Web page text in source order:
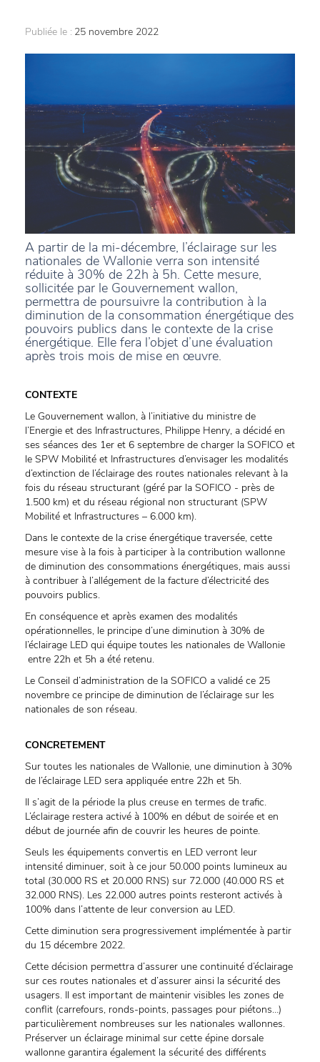
Publiée le : 25 novembre 2022
A partir de la mi-décembre, l’éclairage sur les
nationales de Wallonie verra son intensité
réduite à 30% de 22h à 5h. Cette mesure,
sollicitée par le Gouvernement wallon,
permettra de poursuivre la contribution à la
diminution de la consommation énergétique des
pouvoirs publics dans le contexte de la crise
énergétique. Elle fera l’objet d’une évaluation
après trois mois de mise en œuvre.
CONTEXTE
Le Gouvernement wallon, à l’initiative du ministre de
l’Energie et des Infrastructures, Philippe Henry, a décidé en
ses séances des 1er et 6 septembre de charger la SOFICO et
le SPW Mobilité et Infrastructures d’envisager les modalités
d’extinction de l’éclairage des routes nationales relevant à la
fois du réseau structurant (géré par la SOFICO - près de
1.500 km) et du réseau régional non structurant (SPW
Mobilité et Infrastructures – 6.000 km).
Dans le contexte de la crise énergétique traversée, cette
mesure vise à la fois à participer à la contribution wallonne
de diminution des consommations énergétiques, mais aussi
à contribuer à l’allégement de la facture d’électricité des
pouvoirs publics.
En conséquence et après examen des modalités
opérationnelles, le principe d’une diminution à 30% de
l’éclairage LED qui équipe toutes les nationales de Wallonie
entre 22h et 5h a été retenu.
Le Conseil d’administration de la SOFICO a validé ce 25
novembre ce principe de diminution de l’éclairage sur les
nationales de son réseau.
CONCRETEMENT
Sur toutes les nationales de Wallonie, une diminution à 30%
de l’éclairage LED sera appliquée entre 22h et 5h.
Il s’agit de la période la plus creuse en termes de trafic.
L’éclairage restera activé à 100% en début de soirée et en
début de journée afin de couvrir les heures de pointe.
Seuls les équipements convertis en LED verront leur
intensité diminuer, soit à ce jour 50.000 points lumineux au
total (30.000 RS et 20.000 RNS) sur 72.000 (40.000 RS et
32.000 RNS). Les 22.000 autres points resteront activés à
100% dans l’attente de leur conversion au LED.
Cette diminution sera progressivement implémentée à partir
du 15 décembre 2022.
Cette décision permettra d’assurer une continuité d’éclairage
sur ces routes nationales et d’assurer ainsi la sécurité des
usagers. Il est important de maintenir visibles les zones de
conflit (carrefours, ronds-points, passages pour piétons…)
particulièrement nombreuses sur les nationales wallonnes.
Préserver un éclairage minimal sur cette épine dorsale
wallonne garantira également la sécurité des différents